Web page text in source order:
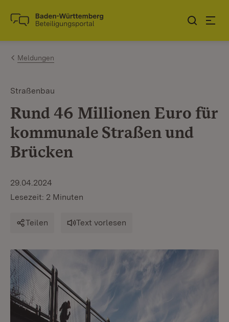
Zum Inhalt springen
Link zur Startseite
Meldungen
Straßenbau
Rund 46 Millionen Euro für
kommunale Straßen und
Brücken
29.04.2024
Lesezeit: 2 Minuten
Teilen Text vorlesen